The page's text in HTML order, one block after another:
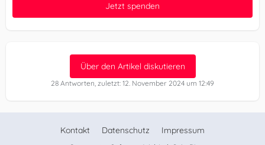
Jetzt spenden
Über den Artikel diskutieren
28 Antworten, zuletzt: 12. November 2024 um 12:49
Kontakt Datenschutz Impressum